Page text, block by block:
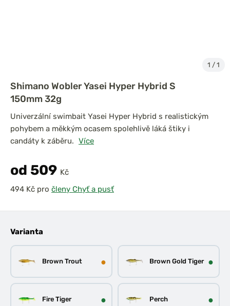
1 / 1
Shimano Wobler Yasei Hyper Hybrid S
150mm 32g
Univerzální swimbait Yasei Hyper Hybrid s realistickým
pohybem a měkkým ocasem spolehlivě láká štiky i
candáty k záběru. Více
od 509 Kč
pro členy Chyť a pusť
Varianta
Brown Trout ● Brown Gold Tiger ●
Fire Tiger ● Perch ●